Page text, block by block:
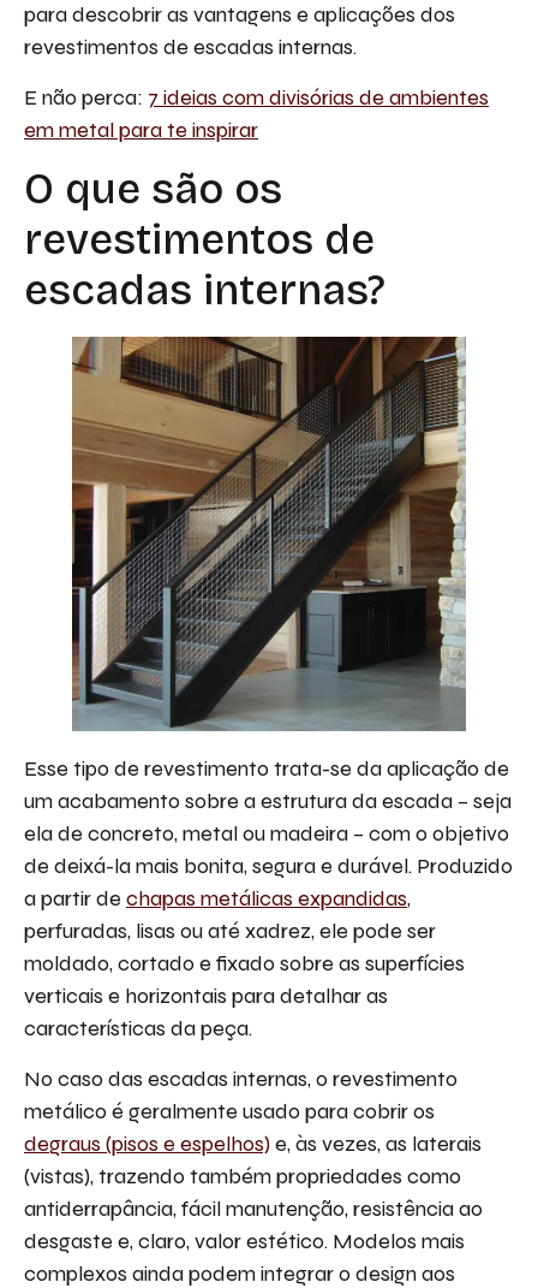
para descobrir as vantagens e aplicações dos
revestimentos de escadas internas.
E não perca: 7 ideias com divisórias de ambientes
em metal para te inspirar
O que são os
revestimentos de
escadas internas?
Esse tipo de revestimento trata-se da aplicação de
um acabamento sobre a estrutura da escada – seja
ela de concreto, metal ou madeira – com o objetivo
de deixá-la mais bonita, segura e durável. Produzido
a partir de chapas metálicas expandidas,
perfuradas, lisas ou até xadrez, ele pode ser
moldado, cortado e fixado sobre as superfícies
verticais e horizontais para detalhar as
características da peça.
No caso das escadas internas, o revestimento
metálico é geralmente usado para cobrir os
degraus (pisos e espelhos)e, às vezes, as laterais
(vistas), trazendo também propriedades como
antiderrapância, fácil manutenção, resistência ao
desgaste e, claro, valor estético. Modelos mais
complexos ainda podem integrar o design aos